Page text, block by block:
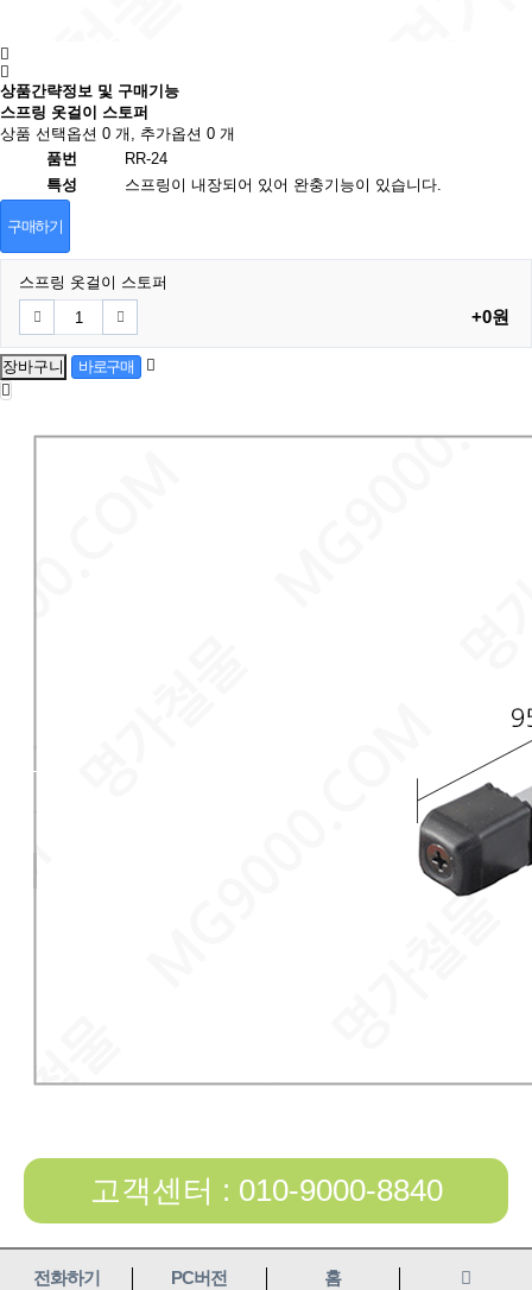
상품간략정보 및 구매기능
스프링 옷걸이 스토퍼
상품 선택옵션 0 개, 추가옵션 0 개
품번
RR-24
특성
스프링이 내장되어 있어 완충기능이 있습니다.
구매하기
스프링 옷걸이 스토퍼
+0원
고객센터 : 010-9000-8840
전화하기 PC버전 홈